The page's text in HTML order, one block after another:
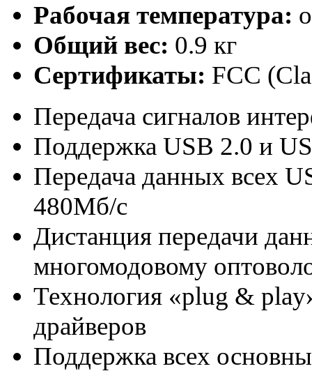
Рабочая температура:
Общий вес: 0.9 кг
Сертификаты: FCC
Передача сигналов
Поддержка USB 2.0 и
Передача данных всех
480Мб/c
Дистанция передачи
многомодовому
Технология «plug &
драйверов
Поддержка всех